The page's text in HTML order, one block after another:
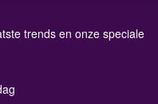
trends en onze speciale